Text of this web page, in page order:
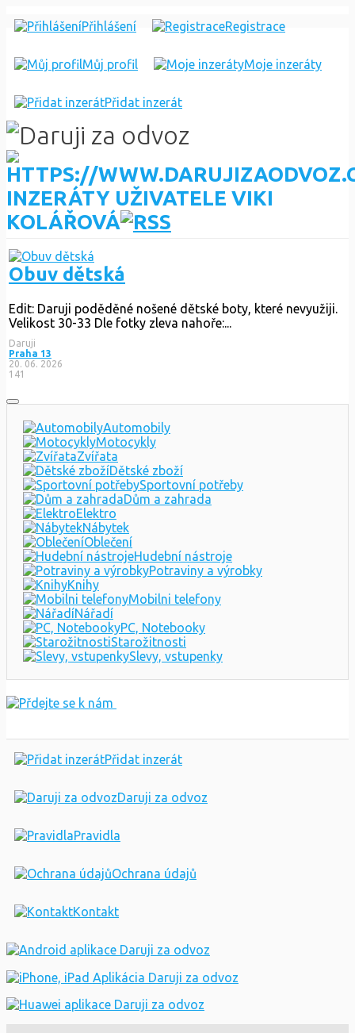
Přihlášení Registrace
Můj profil Moje inzeráty
Přidat inzerát
INZERÁTY UŽIVATELE VIKI
KOLÁŘOVÁ
Obuv dětská
Edit: Daruji poděděné nošené dětské boty, které nevyužiji.
Velikost 30-33 Dle fotky zleva nahoře:...
Daruji
Praha 13
20. 06. 2026
141
Automobily
Motocykly
Zvířata
Dětské zboží
Sportovní potřeby
Dům a zahrada
Elektro
Nábytek
Oblečení
Hudební nástroje
Potraviny a výrobky
Knihy
Mobilni telefony
Nářadí
PC, Notebooky
Starožitnosti
Slevy, vstupenky
Přidat inzerát
Daruji za odvoz
Pravidla
Ochrana údajů
Kontakt